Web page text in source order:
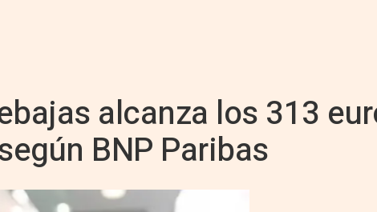
alcanza los 313
BNP Paribas